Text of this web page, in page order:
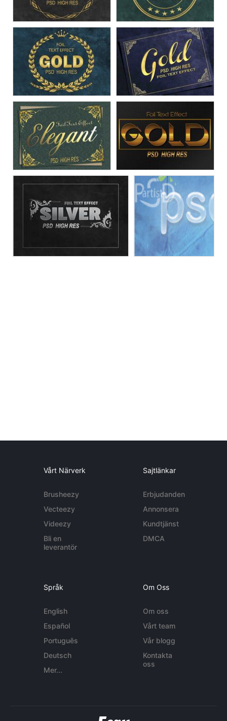
Vårt Närverk
Brusheezy
Vecteezy
Videezy
Bli en
leverantör
Sajtlänkar
Erbjudanden
Annonsera
Kundtjänst
DMCA
Språk
English
Español
Português
Deutsch
Mer...
Om Oss
Om oss
Vårt team
Vår blogg
Kontakta
oss